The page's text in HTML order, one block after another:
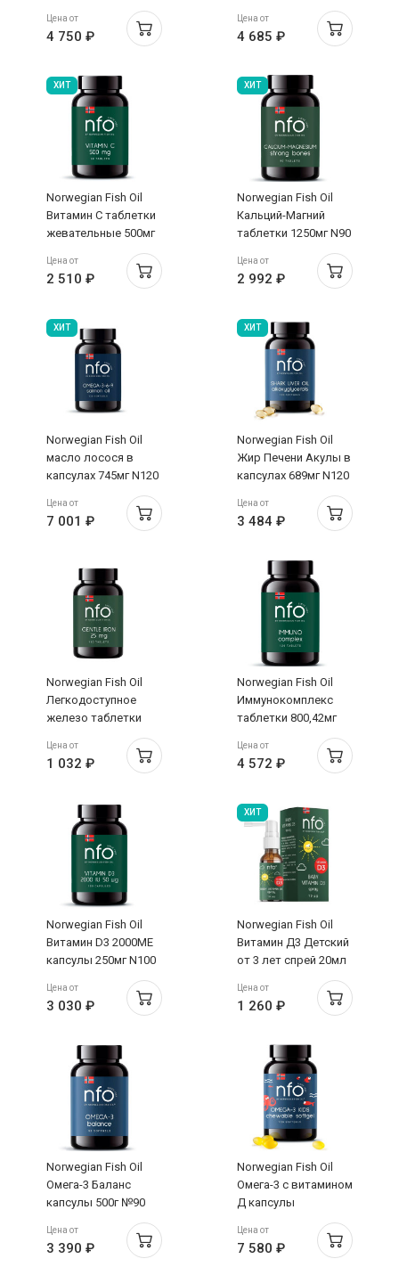
таблетки 1020.6мг
N120
Цена от
4 750 ₽
Цена от
4 685 ₽
ХИТ
Norwegian Fish Oil
Витамин C таблетки
жевательные 500мг
Цена от
2 510 ₽
ХИТ
Norwegian Fish Oil
Кальций-Магний
таблетки 1250мг N90
Цена от
2 992 ₽
ХИТ
Norwegian Fish Oil
масло лосося в
капсулах 745мг N120
Цена от
7 001 ₽
ХИТ
Norwegian Fish Oil
Жир Печени Акулы в
капсулах 689мг N120
Цена от
3 484 ₽
Norwegian Fish Oil
Легкодоступное
железо таблетки
Цена от
1 032 ₽
Norwegian Fish Oil
Иммунокомплекс
таблетки 800,42мг
Цена от
4 572 ₽
Norwegian Fish Oil
Витамин D3 2000МЕ
капсулы 250мг N100
Цена от
3 030 ₽
ХИТ
Norwegian Fish Oil
Витамин Д3 Детский
от 3 лет спрей 20мл
Цена от
1 260 ₽
Norwegian Fish Oil
Омега-3 Баланс
капсулы 500г №90
Цена от
3 390 ₽
Norwegian Fish Oil
Омега-3 с витамином
Д капсулы
жевательные 800мг
N120
Цена от
7 580 ₽